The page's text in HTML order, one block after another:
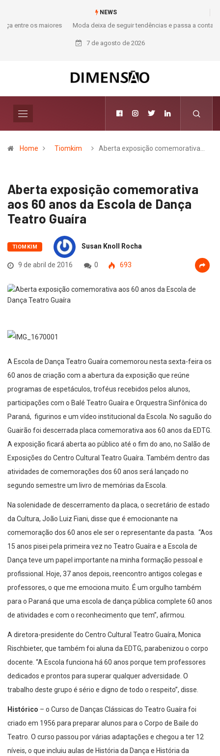
NEWS
Moda deixa de seguir tendências e passa a contar histórias; Forward
aposta na curadoria como novo luxo
7 de agosto de 2026
Home Tiomkim Aberta exposição comemorativa…
Aberta exposição comemorativa
aos 60 anos da Escola de Dança
Teatro Guaíra
TIOMKIM Susan Knoll Rocha
9 de abril de 2016 0 693
A Escola de Dança Teatro Guaíra comemorou nesta sexta-feira os
60 anos de criação com a abertura da exposição que reúne
programas de espetáculos, troféus recebidos pelos alunos,
participações com o Balé Teatro Guaíra e Orquestra Sinfônica do
Paraná, figurinos e um vídeo institucional da Escola. No saguão do
Guairão foi descerrada placa comemorativa aos 60 anos da EDTG.
A exposição ficará aberta ao público até o fim do ano, no Salão de
Exposições do Centro Cultural Teatro Guaíra. Também dentro das
atividades de comemorações dos 60 anos será lançado no
segundo semestre um livro de memórias da Escola.
Na solenidade de descerramento da placa, o secretário de estado
da Cultura, João Luiz Fiani, disse que é emocionante na
comemoração dos 60 anos ele ser o representante da pasta. “Aos
15 anos pisei pela primeira vez no Teatro Guaíra e a Escola de
Dança teve um papel importante na minha formação pessoal e
profissional. Hoje, 37 anos depois, reencontro antigos colegas e
professores, o que me emociona muito. É um orgulho também
para o Paraná que uma escola de dança pública complete 60 anos
de atividades e com o reconhecimento que tem”, afirmou.
A diretora-presidente do Centro Cultural Teatro Guaíra, Monica
Rischbieter, que também foi aluna da EDTG, parabenizou o corpo
docente. “A Escola funciona há 60 anos porque tem professores
dedicados e prontos para superar qualquer adversidade. O
trabalho deste grupo é sério e digno de todo o respeito”, disse.
Histórico – o Curso de Danças Clássicas do Teatro Guaíra foi
criado em 1956 para preparar alunos para o Corpo de Baile do
Teatro. O curso passou por várias adaptações e chegou a ter 12
níveis, o que incluiu aulas de História da Dança e História da